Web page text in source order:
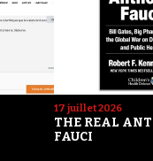
17 juillet 2026
THE REAL
FAUCI